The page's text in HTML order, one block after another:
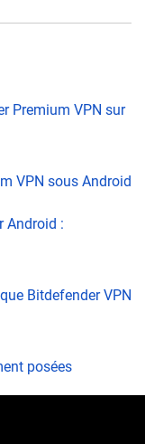
Premium VPN sur
VPN sous Android
Android :
Bitdefender VPN
posées